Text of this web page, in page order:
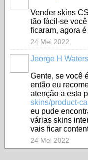
Vender skins
tão fácil-se
ficaram, agora
24 Mei 2022
Jeorge H Waters
Gente, se você
então eu
atenção a esta
skins/product-
eu pude
várias skins
vais ficar
24 Mei 2022